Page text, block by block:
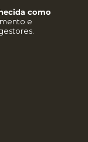
como
e